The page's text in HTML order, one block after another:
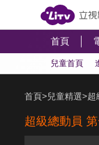
首頁
兒童首頁
首頁>兒童精選>超
超級總動員